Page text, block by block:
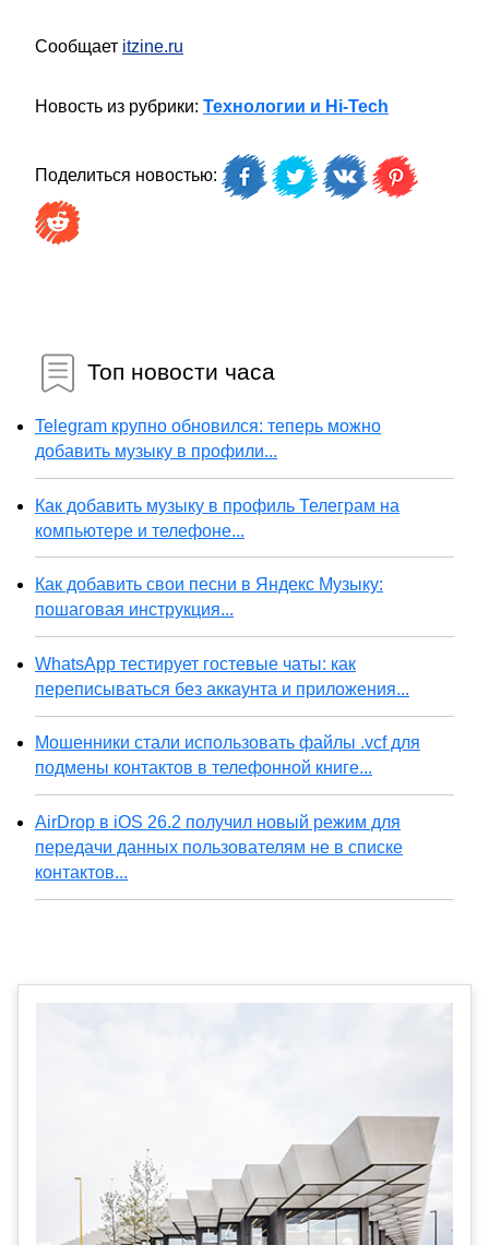
Сообщает itzine.ru
Новость из рубрики: Технологии и Hi-Tech
Поделиться новостью:
Топ новости часа
Telegram крупно обновился: теперь можно
добавить музыку в профили...
Как добавить музыку в профиль Телеграм на
компьютере и телефоне...
Как добавить свои песни в Яндекс Музыку:
пошаговая инструкция...
WhatsApp тестирует гостевые чаты: как
переписываться без аккаунта и приложения...
Мошенники стали использовать файлы .vcf для
подмены контактов в телефонной книге...
AirDrop в iOS 26.2 получил новый режим для
передачи данных пользователям не в списке
контактов...